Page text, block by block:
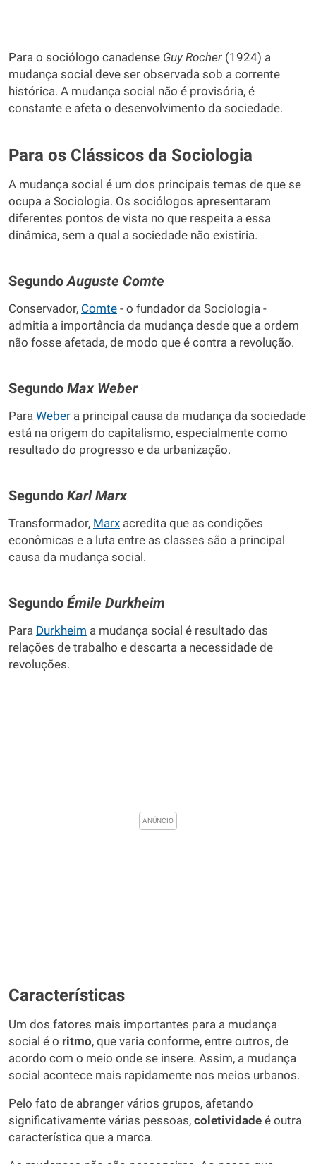
Para o sociólogo canadense Guy Rocher (1924) a
mudança social deve ser observada sob a corrente
histórica. A mudança social não é provisória, é
constante e afeta o desenvolvimento da sociedade.
Para os Clássicos da Sociologia
A mudança social é um dos principais temas de que se
ocupa a Sociologia. Os sociólogos apresentaram
diferentes pontos de vista no que respeita a essa
dinâmica, sem a qual a sociedade não existiria.
SegundoAuguste Comte
Conservador, Comte - o fundador da Sociologia -
admitia a importância da mudança desde que a ordem
não fosse afetada, de modo que é contra a revolução.
Segundo Max Weber
Para Weber a principal causa da mudança da sociedade
está na origem do capitalismo, especialmente como
resultado do progresso e da urbanização.
Segundo Karl Marx
Transformador, Marx acredita que as condições
econômicas e a luta entre as classes são a principal
causa da mudança social.
Segundo Émile Durkheim
Para Durkheim a mudança social é resultado das
relações de trabalho e descarta a necessidade de
revoluções.
Características
Um dos fatores mais importantes para a mudança
social é o ritmo, que varia conforme, entre outros, de
acordo com o meio onde se insere. Assim, a mudança
social acontece mais rapidamente nos meios urbanos.
Pelo fato de abranger vários grupos, afetando
significativamente várias pessoas, coletividade é outra
característica que a marca.